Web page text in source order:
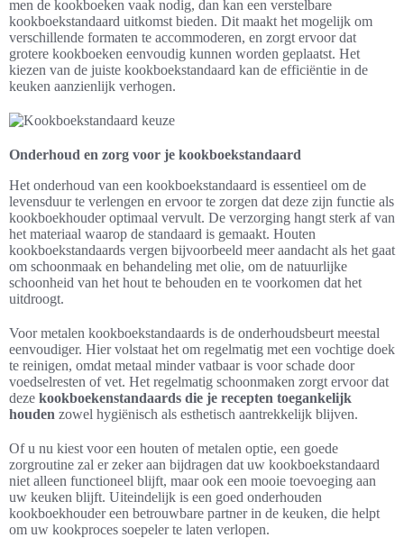
men de kookboeken vaak nodig, dan kan een verstelbare
kookboekstandaard uitkomst bieden. Dit maakt het mogelijk om
verschillende formaten te accommoderen, en zorgt ervoor dat
grotere kookboeken eenvoudig kunnen worden geplaatst. Het
kiezen van de juiste kookboekstandaard kan de efficiëntie in de
keuken aanzienlijk verhogen.
Onderhoud en zorg voor je kookboekstandaard
Het onderhoud van een kookboekstandaard is essentieel om de
levensduur te verlengen en ervoor te zorgen dat deze zijn functie als
kookboekhouder optimaal vervult. De verzorging hangt sterk af van
het materiaal waarop de standaard is gemaakt. Houten
kookboekstandaards vergen bijvoorbeeld meer aandacht als het gaat
om schoonmaak en behandeling met olie, om de natuurlijke
schoonheid van het hout te behouden en te voorkomen dat het
uitdroogt.
Voor metalen kookboekstandaards is de onderhoudsbeurt meestal
eenvoudiger. Hier volstaat het om regelmatig met een vochtige doek
te reinigen, omdat metaal minder vatbaar is voor schade door
voedselresten of vet. Het regelmatig schoonmaken zorgt ervoor dat
deze kookboekenstandaards die je recepten toegankelijk
houden zowel hygiënisch als esthetisch aantrekkelijk blijven.
Of u nu kiest voor een houten of metalen optie, een goede
zorgroutine zal er zeker aan bijdragen dat uw kookboekstandaard
niet alleen functioneel blijft, maar ook een mooie toevoeging aan
uw keuken blijft. Uiteindelijk is een goed onderhouden
kookboekhouder een betrouwbare partner in de keuken, die helpt
om uw kookproces soepeler te laten verlopen.